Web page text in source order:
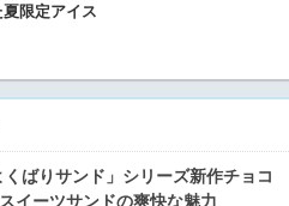
限定アイス
ばりサンド」シリーズ新作チョコ
イーツサンドの爽快な魅力